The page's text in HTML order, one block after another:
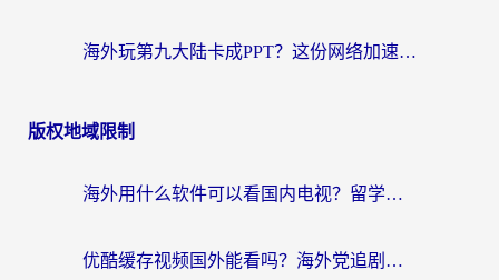
海外玩第九大陆卡成PPT？这份网络加速指南帮你丝滑上分
版权地域限制
海外用什么软件可以看国内电视？留学生亲测有效的追剧自由指南
优酷缓存视频国外能看吗？海外党追剧看片的终极解决方案来了